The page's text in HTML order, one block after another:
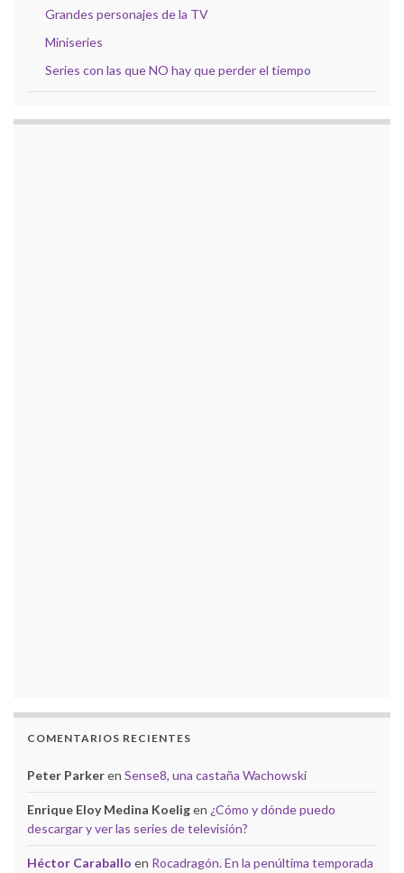
Grandes personajes de la TV
Miniseries
Series con las que NO hay que perder el tiempo
COMENTARIOS RECIENTES
Peter Parkeren Sense8, una castaña Wachowski
Enrique Eloy Medina Koeligen ¿Cómo y dónde puedo
descargar y ver las series de televisión?
Héctor Caraballo en Rocadragón. En la penúltima temporada